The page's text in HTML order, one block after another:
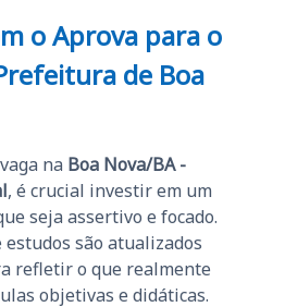
o Aprova para o
de Boa
na Boa Nova/BA -
, é crucial investir em um
seja assertivo e focado.
são atualizados
refletir o que realmente
objetivas e didáticas.